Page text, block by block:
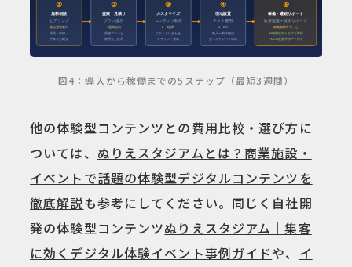
図4：導入から稼働までの5ステップ（最短3週間）
他の体験型コンテンツとの費用比較・選び方に
ついては、 ぬりえスタジアムとは？商業施設・
イベントで話題の体験型デジタルコンテンツを
徹底解説も参考にしてください。同じく自社開
発の体験型コンテンツぬりえスタジアム｜集客
に効くデジタル体験イベント事例ガイドや、 イ